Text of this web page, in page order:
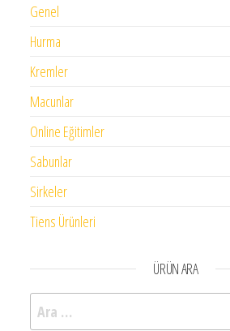
Genel
Hurma
Kremler
Macunlar
Online Eğitimler
Sabunlar
Sirkeler
Tiens Ürünleri
ÜRÜN ARA
Arama: